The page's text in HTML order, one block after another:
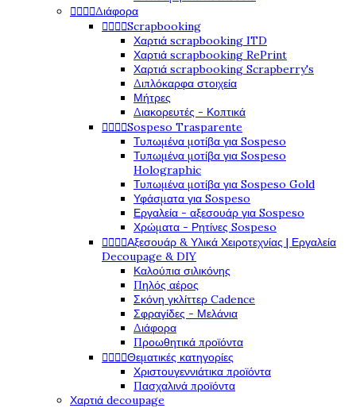
Διάφορα
Scrapbooking
Χαρτιά scrapbooking ITD
Χαρτιά scrapbooking RePrint
Χαρτιά scrapbooking Scrapberry's
Διπλόκαρφα στοιχεία
Μήτρες
Διακορευτές - Κοπτικά
Sospeso Trasparente
Τυπωμένα μοτίβα για Sospeso
Τυπωμένα μοτίβα για Sospeso
Holographic
Τυπωμένα μοτίβα για Sospeso Gold
Υφάσματα για Sospeso
Εργαλεία - αξεσουάρ για Sospeso
Χρώματα - Ρητίνες Sospeso
Αξεσουάρ & Υλικά Χειροτεχνίας | Εργαλεία
Decoupage & DIY
Καλούπια σιλικόνης
Πηλός αέρος
Σκόνη γκλίττερ Cadence
Σφραγίδες - Μελάνια
Διάφορα
Προωθητικά προϊόντα
Θεματικές κατηγορίες
Χριστουγεννιάτικα προϊόντα
Πασχαλινά προϊόντα
Χαρτιά decoupage